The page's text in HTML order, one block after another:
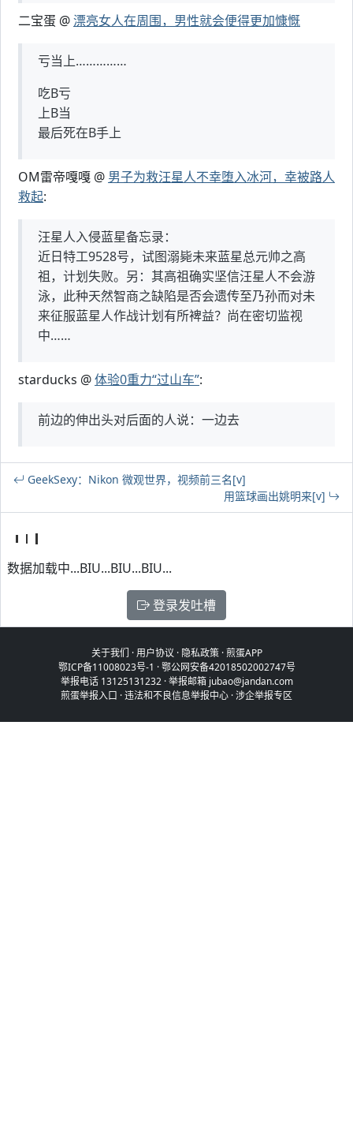
二宝蛋 @漂亮女人在周围，男性就会便得更加慷慨
亏当上……………
吃B亏
上B当
最后死在B手上
OM雷帝嘎嘎 @ 男子为救汪星人不幸堕入冰河，幸被路人
救起:
汪星人入侵蓝星备忘录：
近日特工9528号，试图溺毙未来蓝星总元帅之高
祖，计划失败。另：其高祖确实坚信汪星人不会游
泳，此种天然智商之缺陷是否会遗传至乃孙而对未
来征服蓝星人作战计划有所裨益？尚在密切监视
中……
starducks @体验0重力“过山车”:
前边的伸出头对后面的人说：一边去
GeekSexy：Nikon 微观世界，视频前三名[v]
用篮球画出姚明来[v]
数据加载中...BIU...BIU...BIU...
登录发吐槽
关于我们 ·用户协议 · 隐私政策·煎蛋APP
鄂ICP备11008023号-1 ·鄂公网安备42018502002747号
举报电话 13125131232 · 举报邮箱 jubao@jandan.com
煎蛋举报入口 ·违法和不良信息举报中心 ·涉企举报专区